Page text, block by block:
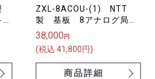
ZXL-8ACOU-(1) NTT
製 基板 8アナログ局線
ユニット（スター）
αZXL 【中古】
38,000 円
(税込 41,800円)
商品詳細